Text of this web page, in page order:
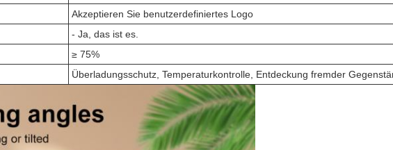
Akzeptieren Sie benutzerdefiniertes Logo
- Ja, das ist es.
≥ 75%
Überladungsschutz, Temperaturkontrolle, Entdeckung fremder